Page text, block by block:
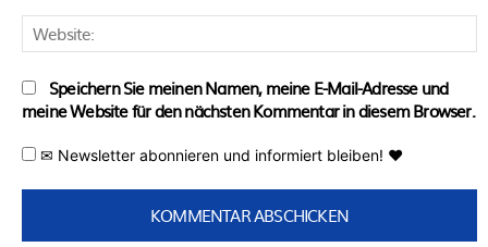
Speichern Sie meinen Namen, meine E-Mail-Adresse und
meine Website für den nächsten Kommentar in diesem Browser.
✉ Newsletter abonnieren und informiert bleiben! ♥